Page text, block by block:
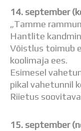
Kontaktid
14. september
„Tamme
Hantlite
Võistlus toimub
koolimaja ees.
Esimesel
pikal vahetunnil
Riietus
15. september